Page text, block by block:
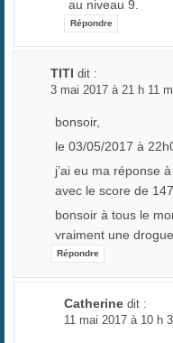
au niveau 9.
Répondre
TITI dit :
3 mai 2017 à 21 h 11
bonsoir,
le 03/05/2017 à
j’ai eu ma réponse
avec le score de
bonsoir à tous le
vraiment une drogue.
Répondre
Catherine dit :
11 mai 2017 à 10 h